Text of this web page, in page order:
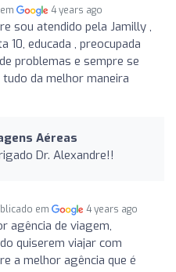
4 years ago
sou atendido pela Jamilly ,
10, educada , preocupada
problemas e sempre se
da melhor maneira
Aéreas
Dr. Alexandre!!
em 4 years ago
agência de viagem,
quiserem viajar com
a melhor agência que é